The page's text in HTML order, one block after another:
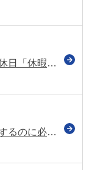
【専門家コラム】あらためて確認！「休日「休暇」「休業」「休職」の違いとは？
【専門家コラム】多様な働き方を実現するのに必要な勤怠管理システムの紹介